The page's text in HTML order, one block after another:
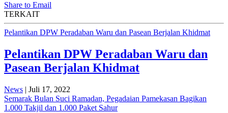
Share to Email
TERKAIT
Pelantikan DPW Peradaban Waru dan Pasean Berjalan Khidmat
Pelantikan DPW Peradaban Waru dan
Pasean Berjalan Khidmat
News | Juli 17, 2022
Semarak Bulan Suci Ramadan, Pegadaian Pamekasan Bagikan
1.000 Takjil dan 1.000 Paket Sahur